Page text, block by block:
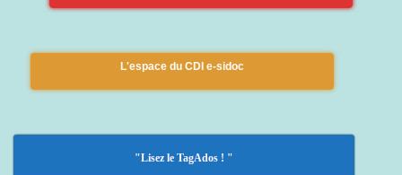
L'espace du CDI e-sidoc
"Lisez le TagAdos ! "